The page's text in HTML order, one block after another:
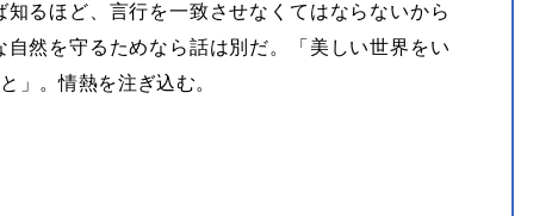
知るほど、言行を一致させなくてはならないから
然を守るためなら話は別だ。「美しい世界をい
」。情熱を注ぎ込む。